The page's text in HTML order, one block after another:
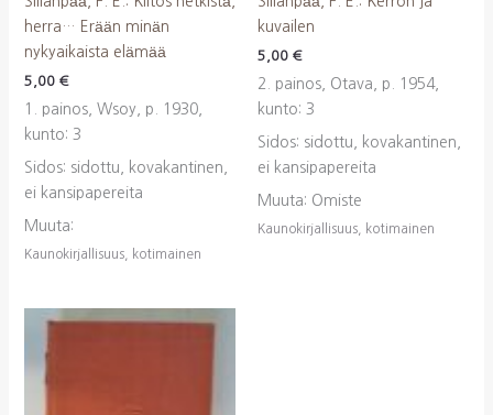
herra… Erään minän
nykyaikaista elämää
5,00 €
1. painos, Wsoy, p. 1930,
kunto: 3
Sidos: sidottu, kovakantinen,
ei kansipapereita
Muuta:
Kaunokirjallisuus, kotimainen
kuvailen
5,00 €
2. painos, Otava, p. 1954,
kunto: 3
Sidos: sidottu, kovakantinen,
ei kansipapereita
Muuta: Omiste
Kaunokirjallisuus, kotimainen